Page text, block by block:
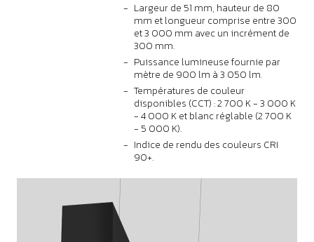
Largeur de 51 mm, hauteur de 80
mm et longueur comprise entre 300
et 3 000 mm avec un incrément de
300 mm.
Puissance lumineuse fournie par
mètre de 900 lm à 3 050 lm.
Températures de couleur
disponibles (CCT) : 2 700 K - 3 000 K
- 4 000 K et blanc réglable (2 700 K
- 5 000 K).
Indice de rendu des couleurs CRI
90+.